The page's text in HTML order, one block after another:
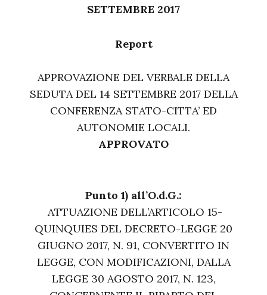
SETTEMBRE 2017
Report
APPROVAZIONE DEL VERBALE DELLA
SEDUTA DEL 14 SETTEMBRE 2017 DELLA
CONFERENZA STATO-CITTA’ ED
AUTONOMIE LOCALI.
APPROVATO
Punto 1) all’O.d.G.:
ATTUAZIONE DELL’ARTICOLO 15-
QUINQUIES DEL DECRETO-LEGGE 20
GIUGNO 2017, N. 91, CONVERTITO IN
LEGGE, CON MODIFICAZIONI, DALLA
LEGGE 30 AGOSTO 2017, N. 123,